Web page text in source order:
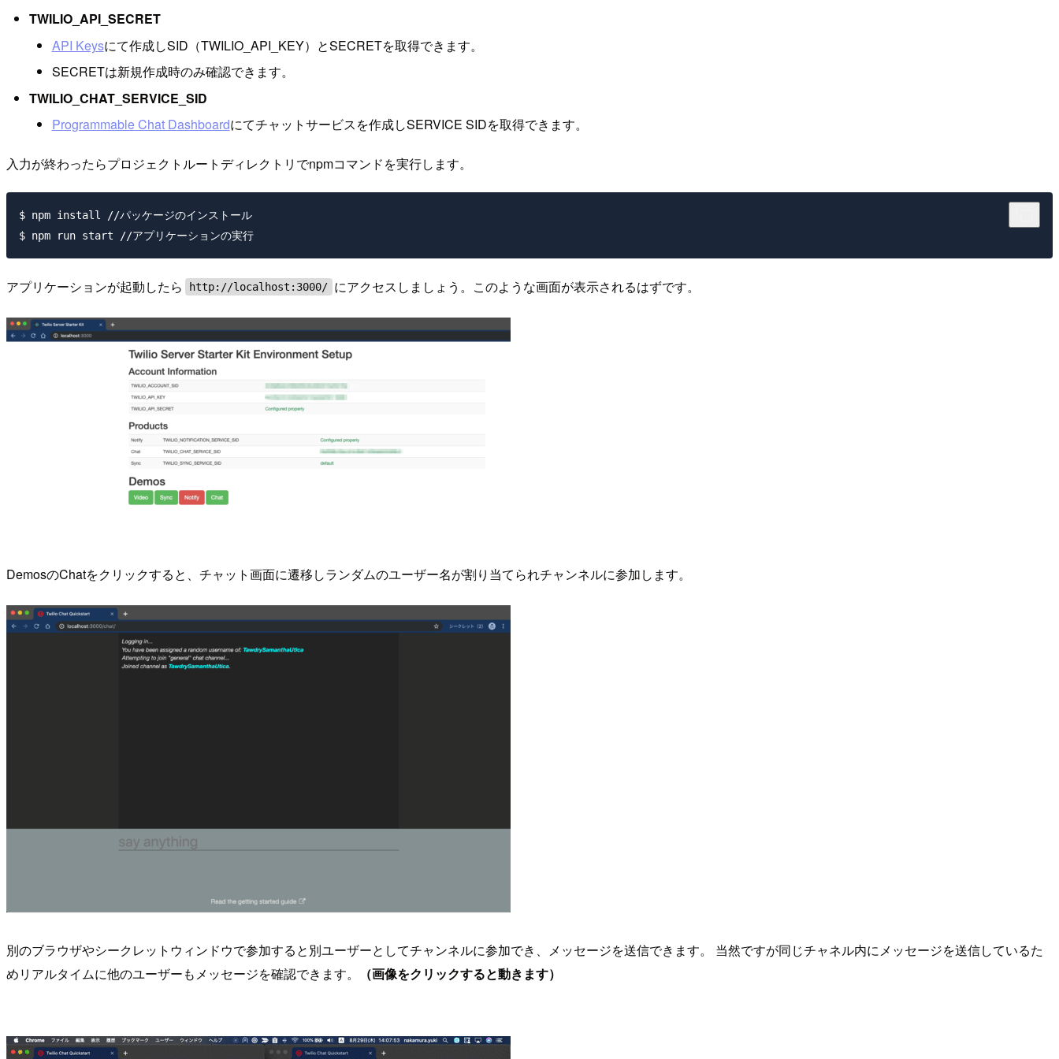
TWILIO_API_SECRET
API Keysにて作成しSID（TWILIO_API_KEY）とSECRETを取得できます。
SECRETは新規作成時のみ確認できます。
TWILIO_CHAT_SERVICE_SID
Programmable Chat Dashboardにてチャットサービスを作成しSERVICE SIDを取得できます。
入力が終わったらプロジェクトルートディレクトリでnpmコマンドを実行します。
$ npm install //パッケージのインストール
アプリケーションが起動したら http://localhost:3000/ にアクセスしましょう。このような画面が表示されるはずです。
DemosのChatをクリックすると、チャット画面に遷移しランダムのユーザー名が割り当てられチャンネルに参加します。
別のブラウザやシークレットウィンドウで参加すると別ユーザーとしてチャンネルに参加でき、メッセージを送信できます。 当然ですが同じチャネル内にメッセージを送信しているた
めリアルタイムに他のユーザーもメッセージを確認できます。
（画像をクリックすると動きます）